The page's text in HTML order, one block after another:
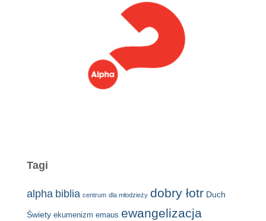
Tagi
alpha biblia centrum dla młodzieży dobry łotr Duch
Świety ekumenizm emaus ewangelizacja